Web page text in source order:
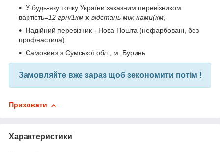
У будь-яку точку України заказним перевізником:
вартість=12 грн/1км х відстань між нами(км)
Надійний перевізник - Нова Пошта (нефарбовані, без
профнастила)
Самовивіз з Сумської обл., м. Буринь
Замовляйте вже зараз щоб зекономити потім !
Приховати
Характеристики